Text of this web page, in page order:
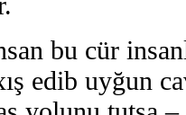
bu cür
edib uyğun